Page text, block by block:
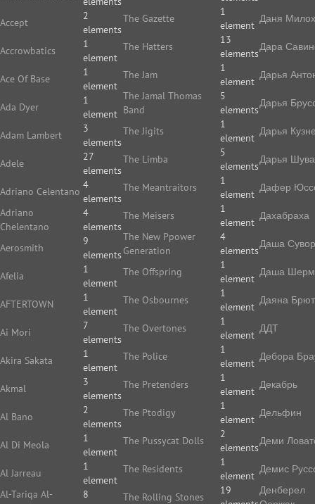
Accept
2
elements
Accrowbatics
1
element
Ace Of Base
1
element
Ada Dyer
1
element
Adam Lambert
3
elements
Adele
27
elements
Adriano Celentano
4
elements
Adriano
Chelentano
4
elements
Aerosmith
9
elements
Afelia
1
element
AFTERTOWN
1
element
Ai Mori
7
elements
Akira Sakata
1
element
Akmal
3
elements
Al Bano
2
elements
Al Di Meola
1
element
Al Jarreau
1
element
Al-Tariqa Al-
8
The Gazette
1
element
The Hatters
13
elements
The Jam
1
element
The Jamal Thomas
Band
5
elements
The Jigits
1
element
The Limba
5
elements
The Meantraitors
1
element
The Meisers
1
element
The New Ppower
Generation
4
elements
The Offspring
1
element
The Osbournes
1
element
The Overtones
1
element
The Police
1
element
The Pretenders
1
element
The Ptodigy
1
element
The Pussycat Dolls
2
elements
The Residents
1
element
The Rolling Stones
19
Даня
Дара
Дарья
Дарья
Дарья
Дарья
Дафер
Дахабраха
Даша
Даша
Даяна Брют
ДДТ
Дебора
Декабрь
Дельфин
Деми
Демис
Денберел